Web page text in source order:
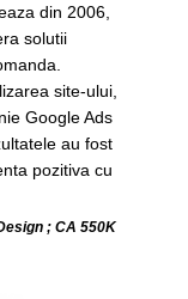
din 2006,
solutii
site-ului,
Google Ads
au fost
pozitiva cu
; CA 550K